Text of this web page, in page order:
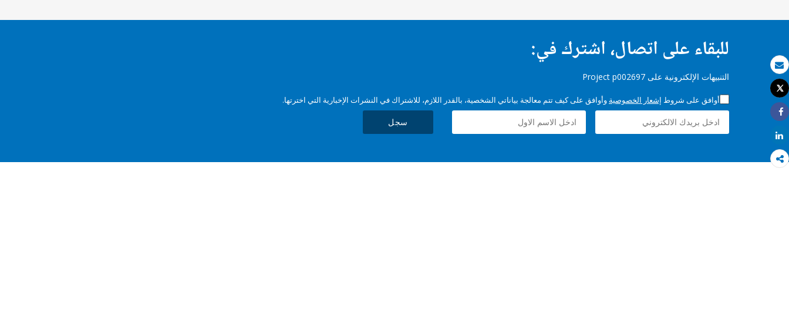
بريد الكتروني
طباعة
Tweet
Share
Share
للبقاء على اتصال، اشترك في:
التنبيهات الإلكترونية على Project p002697
أوافق على شروط إشعار الخصوصية وأوافق على كيف تتم معالجة بياناتي الشخصية، بالقدر اللازم، للاشتراك في النشرات الإخبارية التي اخترتها.
سجل